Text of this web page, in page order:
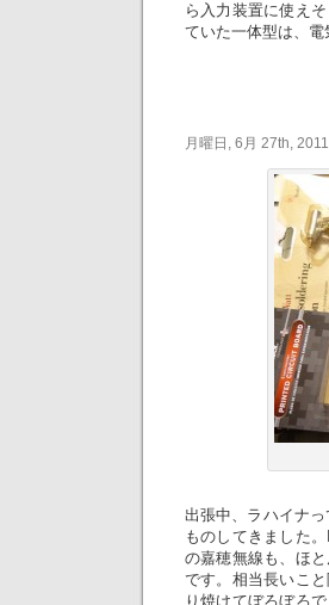
ら入力装置に使え
ていた一体型は、
月曜日, 6月 27th, 2011
出張中、ラハイナ
ものしてきました
の嘉穂無線も、ほ
です。相当長いこ
り焼けてぼろぼろ